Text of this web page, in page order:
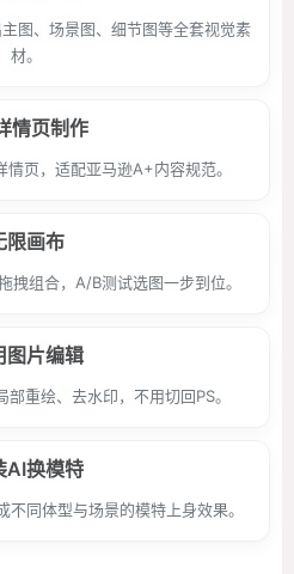
图、场景图、细节图等全套视觉素
材。
情页制作
页，适配亚马逊A+内容规范。
限画布
拽组合，A/B测试选图一步到位。
图片编辑
重绘、去水印，不用切回PS。
AI换模特
不同体型与场景的模特上身效果。